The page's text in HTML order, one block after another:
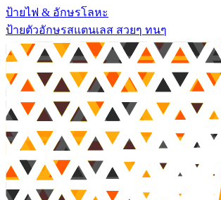
ป้ายไฟ & อักษรโลหะ
ป้ายตัวอักษรสแตนเลส สวยๆ ทนๆ